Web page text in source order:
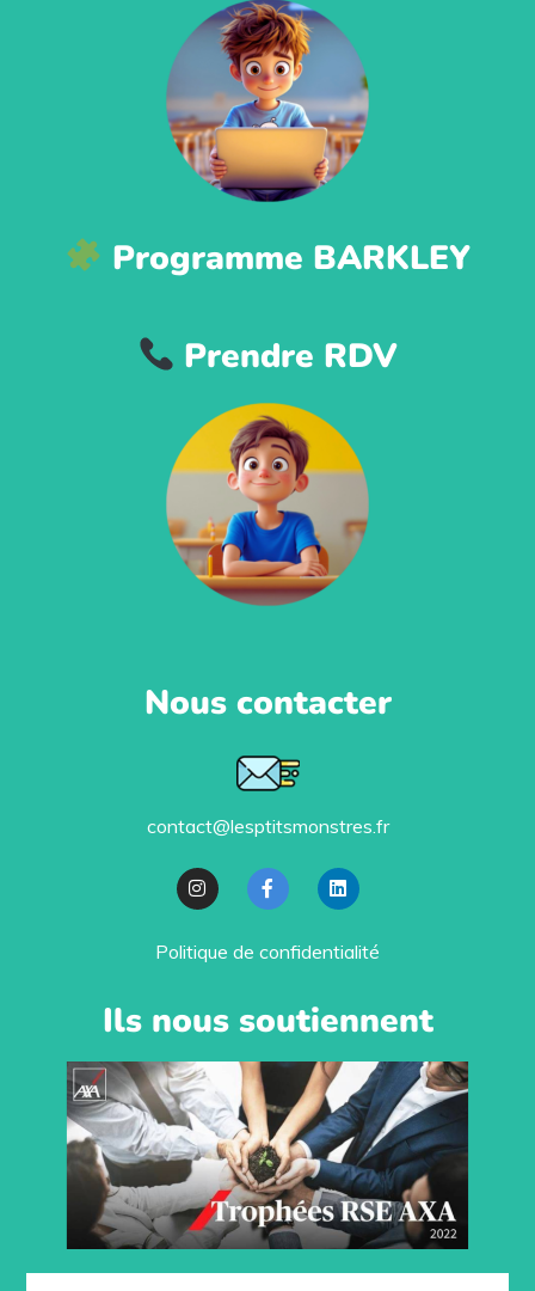
Programme BARKLEY
Prendre RDV
Nous contacter
contact@lesptitsmonstres.fr
Politique de confidentialité
Ils nous soutiennent